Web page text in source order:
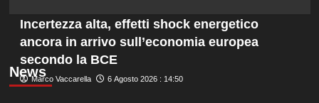
News
Incertezza alta, effetti shock energetico
ancora in arrivo sull’economia europea
secondo la BCE
Marco Vaccarella 6 Agosto 2026 : 14:50